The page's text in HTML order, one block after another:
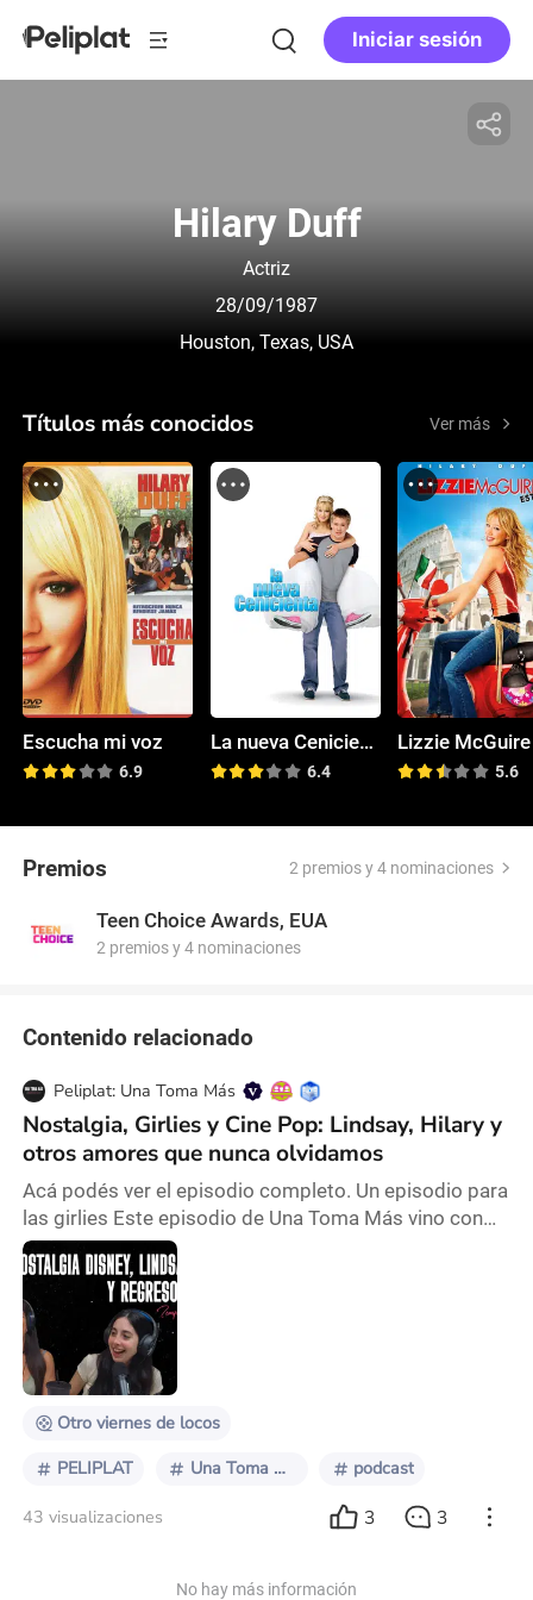
Iniciar sesión
Hilary Duff
Actriz
28/09/1987
Houston, Texas, USA
Títulos más conocidos Ver más
Escucha mi voz
6.9
La nueva Cenicienta
6.4
Lizzie McGuire
5.6
Premios 2 premios y 4 nominaciones
Teen Choice Awards, EUA
2 premios y 4 nominaciones
Contenido relacionado
Peliplat: Una Toma Más
Nostalgia, Girlies y Cine Pop: Lindsay, Hilary y
otros amores que nunca olvidamos
Acá podés ver el episodio completo. Un episodio para
las girlies Este episodio de Una Toma Más vino con
energía femenina al 100%. Con Lauti ausente, Luna
tomó el mando junto a la invitada especial y amiga de
la casa, Rosario Beltrán (productora audiovisual,
periodista y cinéfila que seguramente viste en Rolling
Stone, OHLALÁ!, La Nación). La consigna: sumergirse
en la nostalgia de la infancia y ad
Otro viernes de locos
PELIPLAT Una Toma Más podcast
43 visualizaciones 3 3
No hay más información